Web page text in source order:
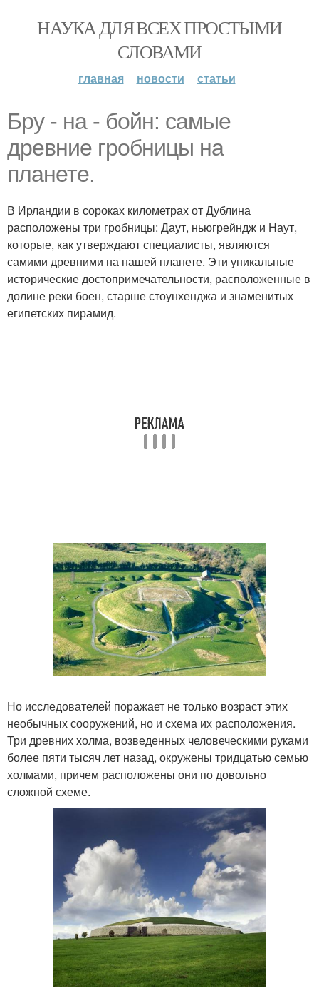
НАУКА ДЛЯ ВСЕХ ПРОСТЫМИ
СЛОВАМИ
главная новости статьи
Бру - на - бойн: самые
древние гробницы на
планете.
В Ирландии в сороках километрах от Дублина
расположены три гробницы: Даут, ньюгрейндж и Наут,
которые, как утверждают специалисты, являются
самими древними на нашей планете. Эти уникальные
исторические достопримечательности, расположенные в
долине реки боен, старше стоунхенджа и знаменитых
египетских пирамид.
Но исследователей поражает не только возраст этих
необычных сооружений, но и схема их расположения.
Три древних холма, возведенных человеческими руками
более пяти тысяч лет назад, окружены тридцатью семью
холмами, причем расположены они по довольно
сложной схеме.